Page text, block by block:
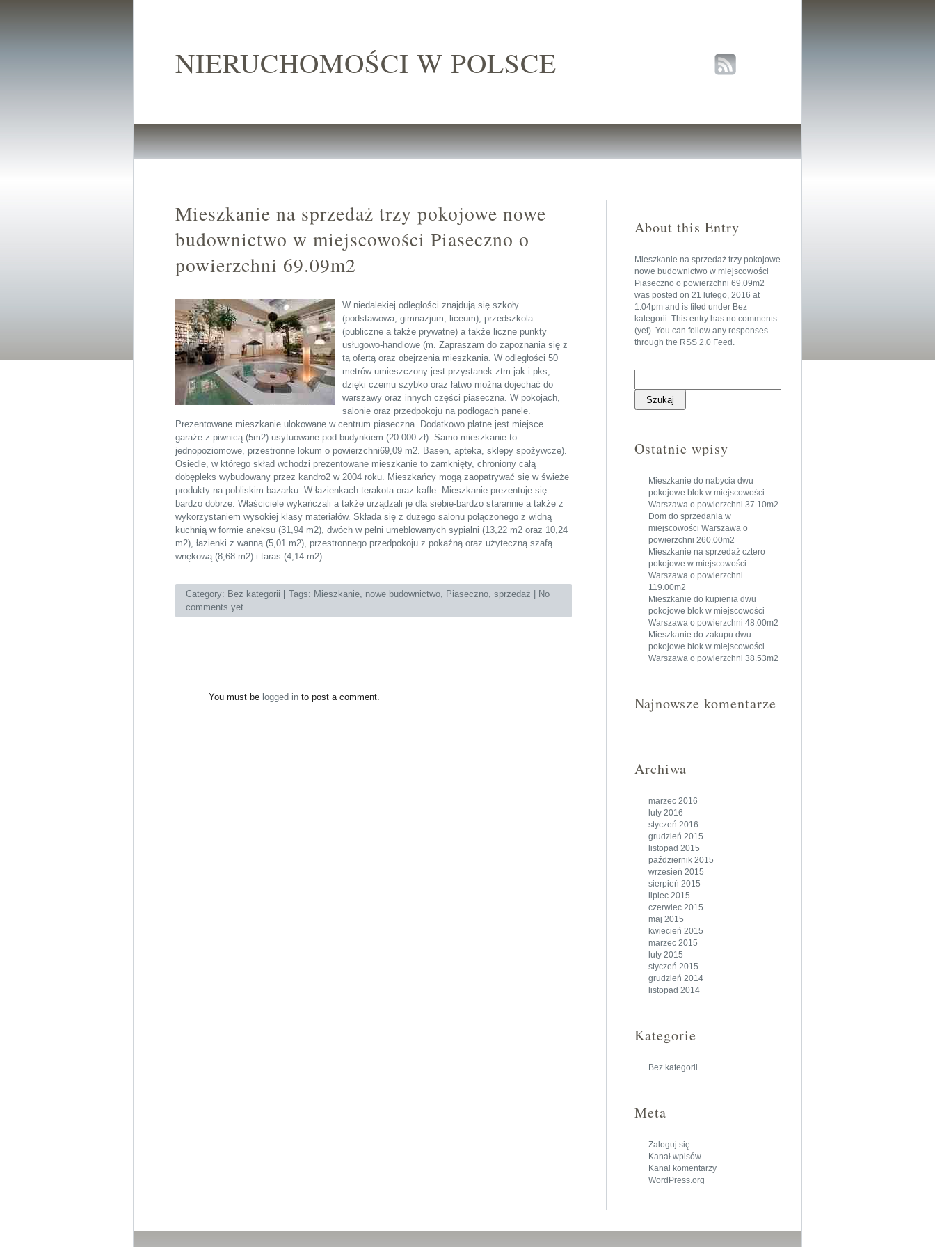
NIERUCHOMOŚCI W POLSCE
About this Entry
Mieszkanie na sprzedaż trzy pokojowe
nowe budownictwo w miejscowości
Piaseczno o powierzchni 69.09m2
was posted on 21 lutego, 2016 at
1.04pm and is filed under Bez
kategorii. This entry has no comments
(yet). You can follow any responses
through the RSS 2.0 Feed .
Ostatnie wpisy
Mieszkanie do nabycia dwu
pokojowe blok w miejscowości
Warszawa o powierzchni 37.10m2
Dom do sprzedania w
miejscowości Warszawa o
powierzchni 260.00m2
Mieszkanie na sprzedaż cztero
pokojowe w miejscowości
Warszawa o powierzchni
119.00m2
Mieszkanie do kupienia dwu
pokojowe blok w miejscowości
Warszawa o powierzchni 48.00m2
Mieszkanie do zakupu dwu
pokojowe blok w miejscowości
Warszawa o powierzchni 38.53m2
Najnowsze komentarze
Archiwa
marzec 2016
luty 2016
styczeń 2016
grudzień 2015
listopad 2015
październik 2015
wrzesień 2015
sierpień 2015
lipiec 2015
czerwiec 2015
maj 2015
kwiecień 2015
marzec 2015
luty 2015
styczeń 2015
grudzień 2014
listopad 2014
Kategorie
Bez kategorii
Meta
Zaloguj się
Kanał wpisów
Kanał komentarzy
WordPress.org
Mieszkanie na sprzedaż trzy pokojowe nowe
budownictwo w miejscowości Piaseczno o
powierzchni 69.09m2
W niedalekiej odległości znajdują się szkoły
(podstawowa, gimnazjum, liceum), przedszkola
(publiczne a także prywatne) a także liczne punkty
usługowo-handlowe (m. Zapraszam do zapoznania się z
tą ofertą oraz obejrzenia mieszkania. W odległości 50
metrów umieszczony jest przystanek ztm jak i pks,
dzięki czemu szybko oraz łatwo można dojechać do
warszawy oraz innych części piaseczna. W pokojach,
salonie oraz przedpokoju na podłogach panele.
Prezentowane mieszkanie ulokowane w centrum piaseczna. Dodatkowo płatne jest miejsce
garaże z piwnicą (5m2) usytuowane pod budynkiem (20 000 zł). Samo mieszkanie to
jednopoziomowe, przestronne lokum o powierzchni69,09 m2. Basen, apteka, sklepy spożywcze).
Osiedle, w którego skład wchodzi prezentowane mieszkanie to zamknięty, chroniony całą
dobępleks wybudowany przez kandro2 w 2004 roku. Mieszkańcy mogą zaopatrywać się w świeże
produkty na pobliskim bazarku. W łazienkach terakota oraz kafle. Mieszkanie prezentuje się
bardzo dobrze. Właściciele wykańczali a także urządzali je dla siebie-bardzo starannie a także z
wykorzystaniem wysokiej klasy materiałów. Składa się z dużego salonu połączonego z widną
kuchnią w formie aneksu (31,94 m2), dwóch w pełni umeblowanych sypialni (13,22 m2 oraz 10,24
m2), łazienki z wanną (5,01 m2), przestronnego przedpokoju z pokaźną oraz użyteczną szafą
wnękową (8,68 m2) i taras (4,14 m2).
Category: Bez kategorii Tags: Mieszkanie, nowe budownictwo, Piaseczno, sprzedaż
No
comments yet
You must be logged in to post a comment.